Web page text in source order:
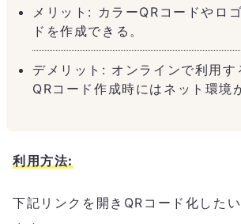
メリット: カラーQRコードやロ
ドを作成できる。
デメリット: オンラインで利用す
QRコード作成時にはネット環境
利用方法:
下記リンクを開きQRコード化した